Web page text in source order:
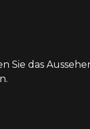
Sie das